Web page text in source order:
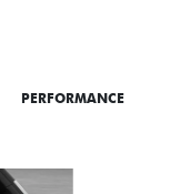
PERFORMANCE